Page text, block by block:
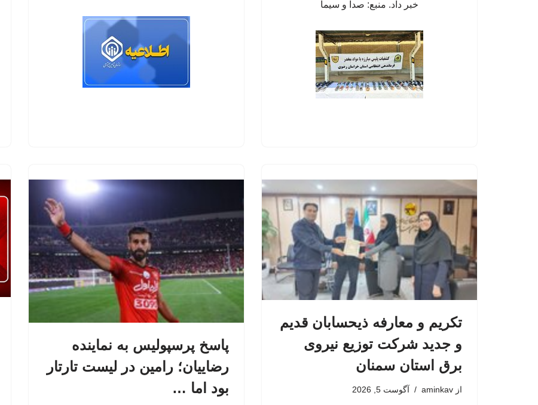
خبر داد. منبع: صدا و سیما
تکریم و معارفه ذیحسابان قدیم
و جدید شرکت توزیع نیروی
برق استان سمنان
از aminkav آگوست 5, 2026
پاسخ پرسپولیس به نماینده
رضاییان؛ رامین در لیست تارتار
بود اما …